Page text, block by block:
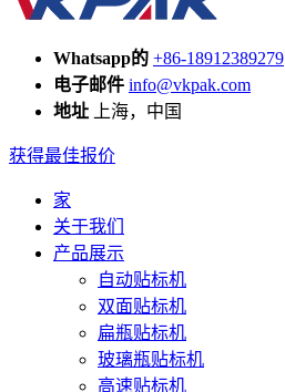
Whatsapp的 +86-18912389279
电子邮件 info@vkpak.com
地址 上海，中国
获得最佳报价
家
关于我们
产品展示
自动贴标机
双面贴标机
扁瓶贴标机
玻璃瓶贴标机
高速贴标机